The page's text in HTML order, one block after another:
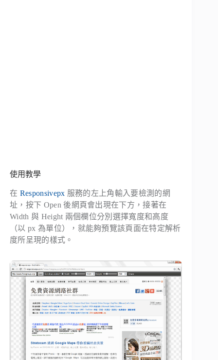
使用教學
在 Responsivepx 服務的左上角輸入要檢測的網
址，按下 Open 後網頁會出現在下方，接著在
Width 與 Height 兩個欄位分別選擇寬度和高度
（以 px 為單位），就能夠預覽該頁面在特定解析
度所呈現的樣式。